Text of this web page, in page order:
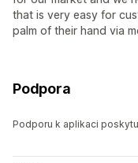
that is very easy for
palm of their hand via
Podpora
Podporu k aplikaci